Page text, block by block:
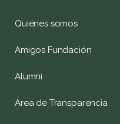
Quiénes somos
Amigos Fundación
Alumni
Área de Transparencia